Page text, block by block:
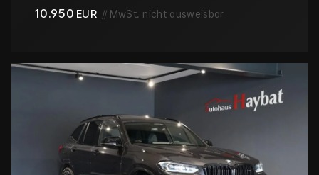
10.950 EUR // MwSt. nicht ausweisbar